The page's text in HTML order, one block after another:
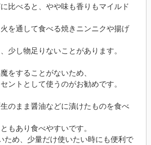
比べると、やや味も香りもマイルド
を通して食べる焼きニンニクや揚げ
少し物足りないことがあります。
をすることがないため、
ントとして使うのがお勧めです。
のまま醤油などに漬けたものを食べ
もあり食べやすいです。
ため、少量だけ使いたい時にも便利で